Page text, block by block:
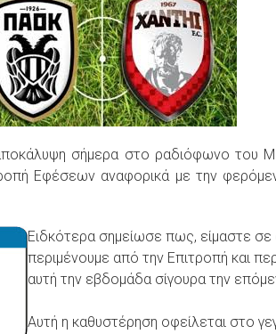
σήμερα στο ραδιόφωνο του
Εφέσεων αναφορικά με την
Ειδκότερα σημείωσε πως, είμαστε
περιμένουμε από την Επιτροπή και
αυτή την εβδομάδα σίγουρα την
Αυτή η καθυστέρηση οφείλεται στο